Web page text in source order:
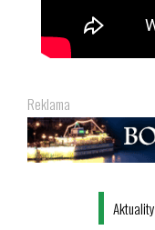
Reklama
Aktuality